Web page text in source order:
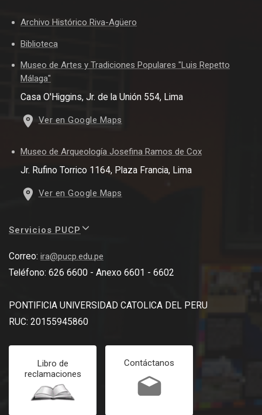
Archivo Histórico Riva-Agüero
Biblioteca
Museo de Artes y Tradiciones Populares "Luis Repetto
Málaga"
Casa O'Higgins, Jr. de la Unión 554, Lima
Ver en Google Maps
Museo de Arqueología Josefina Ramos de Cox
Jr. Rufino Torrico 1164, Plaza Francia, Lima
Ver en Google Maps
Servicios PUCP
Correo: ira@pucp.edu.pe
Teléfono: 626 6600 - Anexo 6601 - 6602
PONTIFICIA UNIVERSIDAD CATOLICA DEL PERU
RUC: 20155945860
Libro de
reclamaciones
Contáctanos